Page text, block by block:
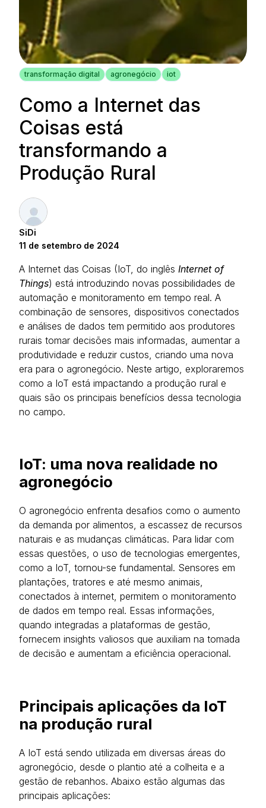
transformação digital agronegócio iot
Como a Internet das
Coisas está
transformando a
Produção Rural
SiDi
11 de setembro de 2024
A Internet das Coisas (IoT, do inglês Internet of
Things) está introduzindo novas possibilidades de
automação e monitoramento em tempo real. A
combinação de sensores, dispositivos conectados
e análises de dados tem permitido aos produtores
rurais tomar decisões mais informadas, aumentar a
produtividade e reduzir custos, criando uma nova
era para o agronegócio. Neste artigo, exploraremos
como a IoT está impactando a produção rural e
quais são os principais benefícios dessa tecnologia
no campo.
IoT: uma nova realidade no
agronegócio
O agronegócio enfrenta desafios como o aumento
da demanda por alimentos, a escassez de recursos
naturais e as mudanças climáticas. Para lidar com
essas questões, o uso de tecnologias emergentes,
como a IoT, tornou-se fundamental. Sensores em
plantações, tratores e até mesmo animais,
conectados à internet, permitem o monitoramento
de dados em tempo real. Essas informações,
quando integradas a plataformas de gestão,
fornecem insights valiosos que auxiliam na tomada
de decisão e aumentam a eficiência operacional.
Principais aplicações da IoT
na produção rural
A IoT está sendo utilizada em diversas áreas do
agronegócio, desde o plantio até a colheita e a
gestão de rebanhos. Abaixo estão algumas das
principais aplicações: